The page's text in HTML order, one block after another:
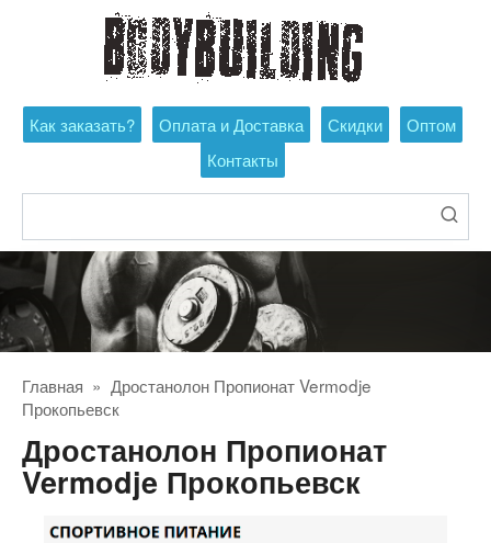
Как заказать? Оплата и Доставка Скидки
Оптом
Контакты
Главная » Дростанолон Пропионат Vermodje
Прокопьевск
Дростанолон Пропионат
Vermodje Прокопьевск